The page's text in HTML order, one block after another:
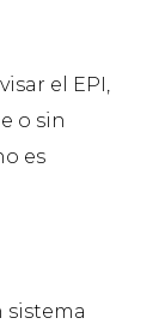
el EPI,
o sin
es
sistema